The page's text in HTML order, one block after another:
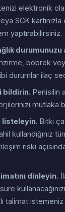
elektronik
SGK
yaptırabilirsiniz.
durumunuzu
böbrek
durumlar ilaç
bildirin. Penisilin
mutlaka
listeleyin. Bitki
kullandığınız
riski
dinleyin.
talimat